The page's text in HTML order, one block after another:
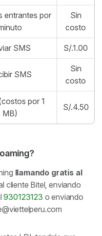
entrantes por
Sin
costo
SMS S/.1.00
SMS
Sin
costo
por 1
MB)
S/.4.50
llamando gratis al
cliente Bitel, enviando
930123123 o enviando